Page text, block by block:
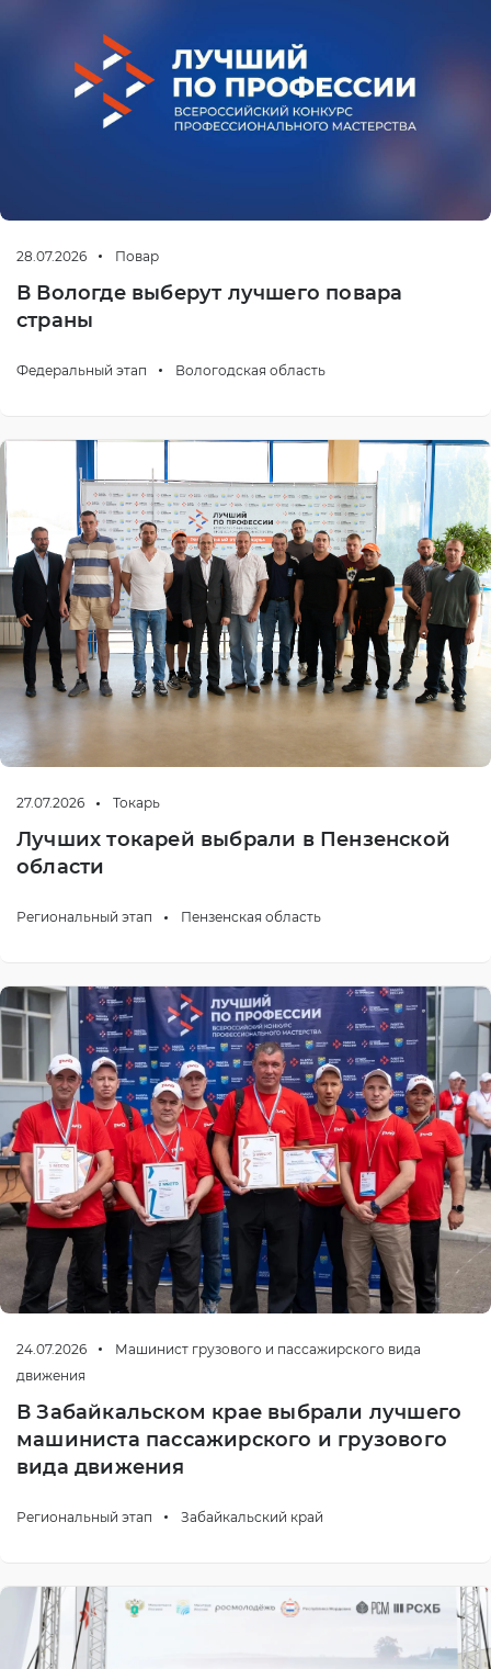
28.07.2026 Повар
В Вологде выберут лучшего повара
страны
Федеральный этап Вологодская область
27.07.2026 Токарь
Лучших токарей выбрали в Пензенской
области
Региональный этап Пензенская область
24.07.2026
Машинист грузового и пассажирского вида
движения
В Забайкальском крае выбрали лучшего
машиниста пассажирского и грузового
вида движения
Региональный этап Забайкальский край